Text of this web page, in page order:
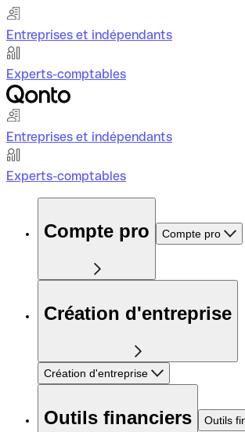
Entreprises et indépendants
Experts-comptables
Entreprises et indépendants
Experts-comptables
Compte pro Compte pro
Création d'entreprise
Création d'entreprise
Outils financiers Outils